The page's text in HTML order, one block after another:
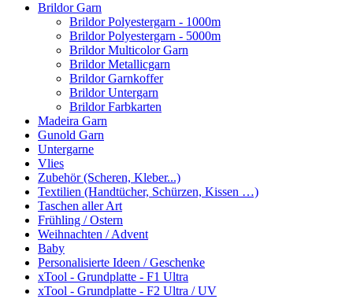
Brildor Garn
Brildor Polyestergarn - 1000m
Brildor Polyestergarn - 5000m
Brildor Multicolor Garn
Brildor Metallicgarn
Brildor Garnkoffer
Brildor Untergarn
Brildor Farbkarten
Madeira Garn
Gunold Garn
Untergarne
Vlies
Zubehör (Scheren, Kleber...)
Textilien (Handtücher, Schürzen, Kissen …)
Taschen aller Art
Frühling / Ostern
Weihnachten / Advent
Baby
Personalisierte Ideen / Geschenke
xTool - Grundplatte - F1 Ultra
xTool - Grundplatte - F2 Ultra / UV